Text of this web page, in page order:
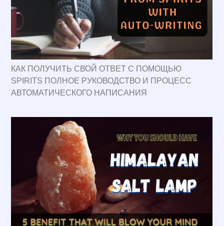
КАК ПОЛУЧИТЬ СВОЙ ОТВЕТ С ПОМОЩЬЮ
SPIRITS ПОЛНОЕ РУКОВОДСТВО И ПРОЦЕСС
АВТОМАТИЧЕСКОГО НАПИСАНИЯ